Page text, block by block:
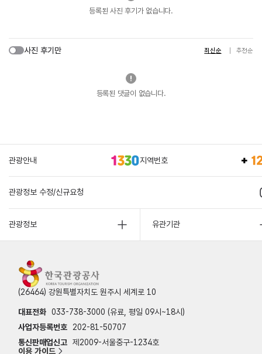
등록된 사진 후기가 없습니다.
사진 후기만 최신순 추천순
등록된 댓글이 없습니다.
관광안내 지역번호
관광정보 수정/신규요청
관광정보 유관기관
(26464) 강원특별자치도 원주시 세계로 10
대표전화 033-738-3000 (유료, 평일 09시~18시)
사업자등록번호
202-81-50707
통신판매업신고 제2009-서울중구-1234호
이용 가이드